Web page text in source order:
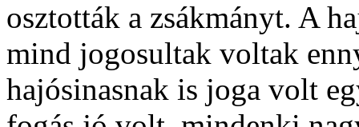
osztották a zsákmányt. A
mind jogosultak voltak
hajósinasnak is joga volt